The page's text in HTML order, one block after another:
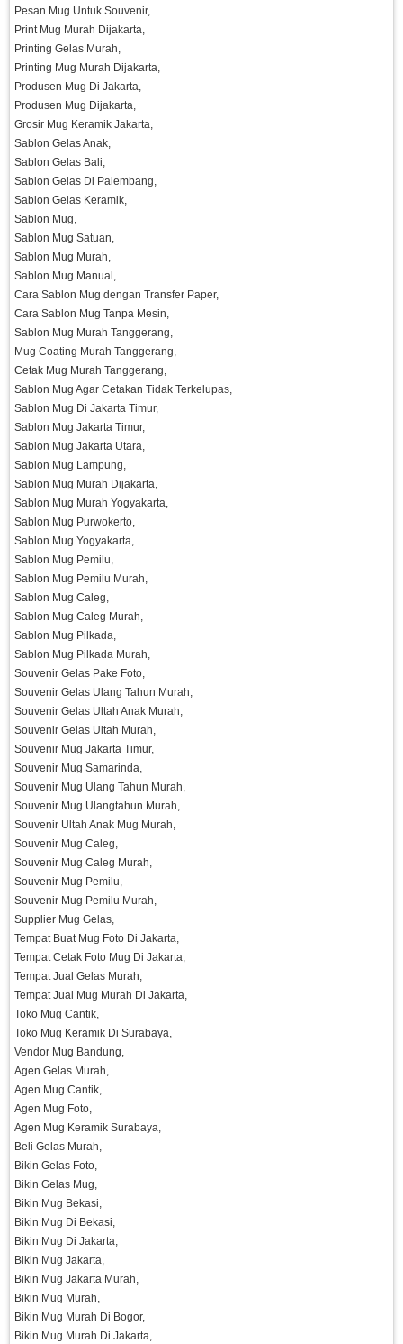
Pesan Mug Untuk Souvenir,
Print Mug Murah Dijakarta,
Printing Gelas Murah,
Printing Mug Murah Dijakarta,
Produsen Mug Di Jakarta,
Produsen Mug Dijakarta,
Grosir Mug Keramik Jakarta,
Sablon Gelas Anak,
Sablon Gelas Bali,
Sablon Gelas Di Palembang,
Sablon Gelas Keramik,
Sablon Mug,
Sablon Mug Satuan,
Sablon Mug Murah,
Sablon Mug Manual,
Cara Sablon Mug dengan Transfer Paper,
Cara Sablon Mug Tanpa Mesin,
Sablon Mug Murah Tanggerang,
Mug Coating Murah Tanggerang,
Cetak Mug Murah Tanggerang,
Sablon Mug Agar Cetakan Tidak Terkelupas,
Sablon Mug Di Jakarta Timur,
Sablon Mug Jakarta Timur,
Sablon Mug Jakarta Utara,
Sablon Mug Lampung,
Sablon Mug Murah Dijakarta,
Sablon Mug Murah Yogyakarta,
Sablon Mug Purwokerto,
Sablon Mug Yogyakarta,
Sablon Mug Pemilu,
Sablon Mug Pemilu Murah,
Sablon Mug Caleg,
Sablon Mug Caleg Murah,
Sablon Mug Pilkada,
Sablon Mug Pilkada Murah,
Souvenir Gelas Pake Foto,
Souvenir Gelas Ulang Tahun Murah,
Souvenir Gelas Ultah Anak Murah,
Souvenir Gelas Ultah Murah,
Souvenir Mug Jakarta Timur,
Souvenir Mug Samarinda,
Souvenir Mug Ulang Tahun Murah,
Souvenir Mug Ulangtahun Murah,
Souvenir Ultah Anak Mug Murah,
Souvenir Mug Caleg,
Souvenir Mug Caleg Murah,
Souvenir Mug Pemilu,
Souvenir Mug Pemilu Murah,
Supplier Mug Gelas,
Tempat Buat Mug Foto Di Jakarta,
Tempat Cetak Foto Mug Di Jakarta,
Tempat Jual Gelas Murah,
Tempat Jual Mug Murah Di Jakarta,
Toko Mug Cantik,
Toko Mug Keramik Di Surabaya,
Vendor Mug Bandung,
Agen Gelas Murah,
Agen Mug Cantik,
Agen Mug Foto,
Agen Mug Keramik Surabaya,
Beli Gelas Murah,
Bikin Gelas Foto,
Bikin Gelas Mug,
Bikin Mug Bekasi,
Bikin Mug Di Bekasi,
Bikin Mug Di Jakarta,
Bikin Mug Jakarta,
Bikin Mug Jakarta Murah,
Bikin Mug Murah,
Bikin Mug Murah Di Bogor,
Bikin Mug Murah Di Jakarta,